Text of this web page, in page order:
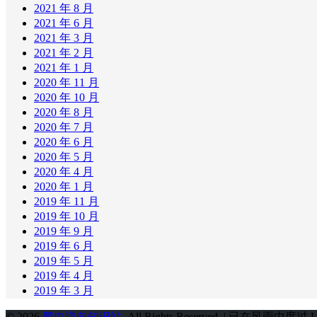
2021 年 8 月
2021 年 6 月
2021 年 3 月
2021 年 2 月
2021 年 1 月
2020 年 11 月
2020 年 10 月
2020 年 8 月
2020 年 7 月
2020 年 6 月
2020 年 5 月
2020 年 4 月
2020 年 1 月
2019 年 11 月
2019 年 10 月
2019 年 9 月
2019 年 6 月
2019 年 5 月
2019 年 4 月
2019 年 3 月